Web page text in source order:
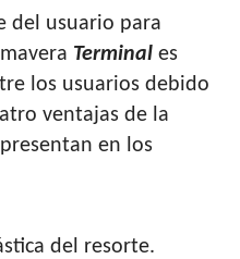
del usuario para
Terminal es
los usuarios debido
ventajas de la
en los
del resorte.